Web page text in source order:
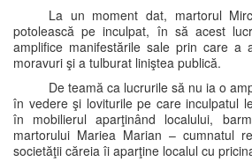
La un moment dat, martorul
potolească pe inculpat, în să acest
amplifice manifestările sale prin care a
moravuri şi a tulburat liniştea publică.
De teamă ca lucrurile să nu ia o
în vedere şi loviturile pe care inculpatul
în mobilierul aparţinând localului,
martorului Mariea Marian – cumnatul
societăţii căreia îi aparţine localul cu